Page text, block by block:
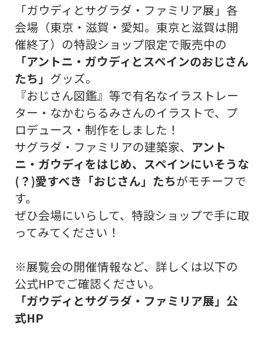
「ガウディとサグラダ・ファミリア展」各
会場（東京・滋賀・愛知。東京と滋賀は開
催終了）の特設ショップ限定で販売中の
「アントニ・ガウディとスペインのおじさん
たち」 グッズ。
『おじさん図鑑』等で有名なイラストレー
ター・なかむらるみさんのイラストで、プ
ロデュース・制作をしました！
サグラダ・ファミリアの建築家、 アント
ニ・ガウディをはじめ、スペインにいそうな
(？)愛すべき「おじさん」たちがモチーフで
す。
ぜひ会場にいらして、特設ショップで手に取
ってみてください！
※展覧会の開催情報など、詳しくは以下の
公式HPでご確認ください。
「ガウディとサグラダ・ファミリア展」公
式HP